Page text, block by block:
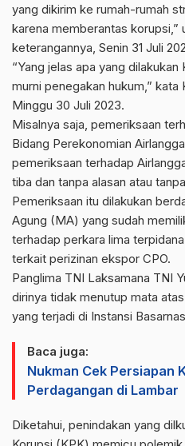
yang dikirim ke rumah-rumah
karena memberantas korupsi,”
keterangannya, Senin 31 Juli
“Yang jelas apa yang dilakukan
murni penegakan hukum,”
Minggu 30 Juli 2023.
Misalnya saja, pemeriksaan
Bidang Perekonomian
pemeriksaan terhadap
tiba dan tanpa alasan atau
Pemeriksaan itu dilakukan
Agung (MA) yang sudah
terhadap perkara lima
terkait perizinan ekspor CPO.
Panglima TNI Laksamana TNI
dirinya tidak menutup mata
yang terjadi di Instansi
Baca juga:
Nukman Cek Persiapan
Perdagangan di Lambar
Diketahui, penindakan yang